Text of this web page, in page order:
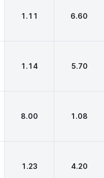
1.11 6.60
1.14 5.70
8.00 1.08
1.23 4.20